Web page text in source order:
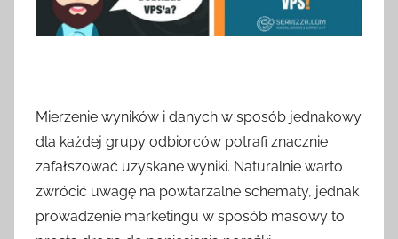
Mierzenie wyników i danych w sposób jednakowy
dla każdej grupy odbiorców potrafi znacznie
zafałszować uzyskane wyniki. Naturalnie warto
zwrócić uwagę na powtarzalne schematy, jednak
prowadzenie marketingu w sposób masowy to